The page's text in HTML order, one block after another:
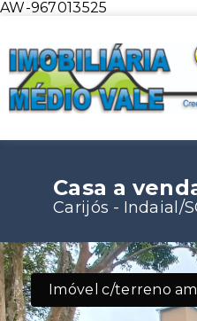
AW-967013525
Casa a
Carijós - Indaial/
Imóvel c/terreno